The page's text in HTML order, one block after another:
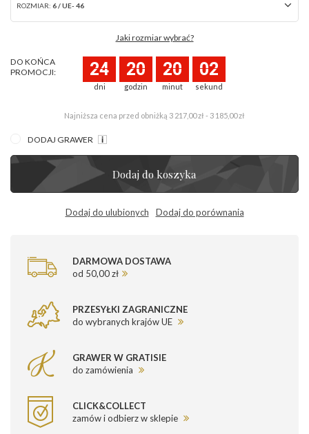
ROZMIAR: 6 / UE- 46
Jaki rozmiar wybrać?
DO KOŃCA
PROMOCJI:
dni
24
godzin
20
minut
20
sekund
02
Najniższa cena przed obniżką 3 217,00 zł - 3 185,00 zł
DODAJ GRAWER
Dodaj do koszyka
Dodaj do ulubionych Dodaj do porównania
DARMOWA DOSTAWA
od 50,00 zł
PRZESYŁKI ZAGRANICZNE
do wybranych krajów UE
GRAWER W GRATISIE
do zamówienia
CLICK&COLLECT
zamów i odbierz w sklepie